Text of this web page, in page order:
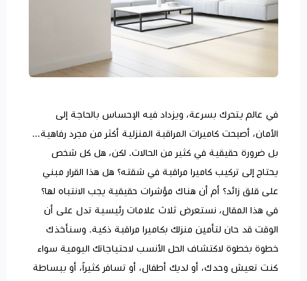
في عالم يتحرك بسرعة، ويزداد فيه الإحساس بالحاجة إلى
الأمان، أصبحت كاميرات المراقبة المنزلية أكثر من مجرد رفاهية…
بل ضرورة حقيقية في كثير من الحالات. لكن، هل كل شخص
يحتاج إلى تركيب كاميرا مراقبة في شقته؟ هل هذا القرار مبني
على قلق زائد؟ أم أن هناك مؤشرات حقيقية يجب الانتباه لها؟
في هذا المقال، نستعرض ثلاث علامات رئيسية تدل على أن
الوقت قد حان لتأمين منزلك بكاميرا مراقبة ذكية. وسنأخذك
خطوة بخطوة لاكتشاف الحل الأنسب لاحتياجاتك اليومية سواء
كنت تعيش وحدك، أو لديك أطفال، أو تسافر كثيراً، أو ببساطة